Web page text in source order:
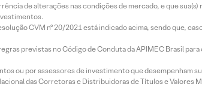
de alterações nas condições de mercado, e que
CVM nº 20/2021 está indicado acima, sendo que,
previstas no Código de Conduta da APIMEC Brasil
ou por assessores de investimento que desempenham
das Corretoras e Distribuidoras de Títulos e Valores